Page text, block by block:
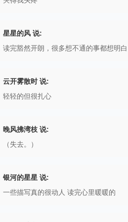
星星的风 说:
读完豁然开朗，很多想不通的事都想明
云开雾散时 说:
轻轻的但很扎心
晚风拂湾枝 说:
（失去。）
银河的星星 说:
一些描写真的很动人 读完心里暖暖的